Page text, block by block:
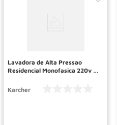
Lavadora de Alta Pressao
Residencial Monofasica 220v K
Karcher